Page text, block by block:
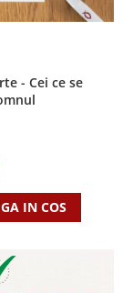
- Cei ce se
IN COS